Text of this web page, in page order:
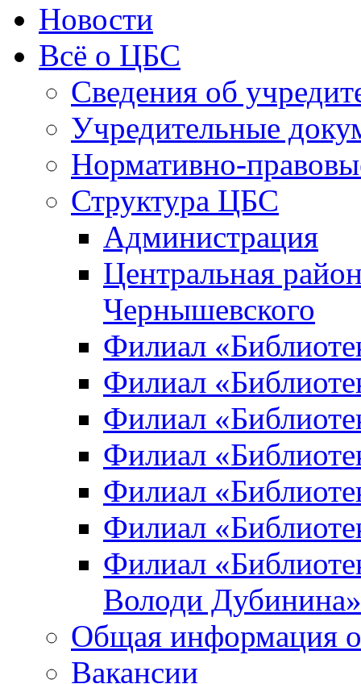
Новости
Всё о ЦБС
Сведения об
Учредительные
Нормативно-
Структура ЦБС
Администрация
Центральная
Чернышевского
Филиал
Филиал
Филиал
Филиал
Филиал
Филиал
Филиал
Володи Дубинина»
Общая информация
Вакансии